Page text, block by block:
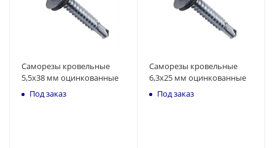
Саморезы кровельные
5,5x38 мм оцинкованные
Под заказ
Саморезы кровельные
6,3x25 мм оцинкованные
Под заказ